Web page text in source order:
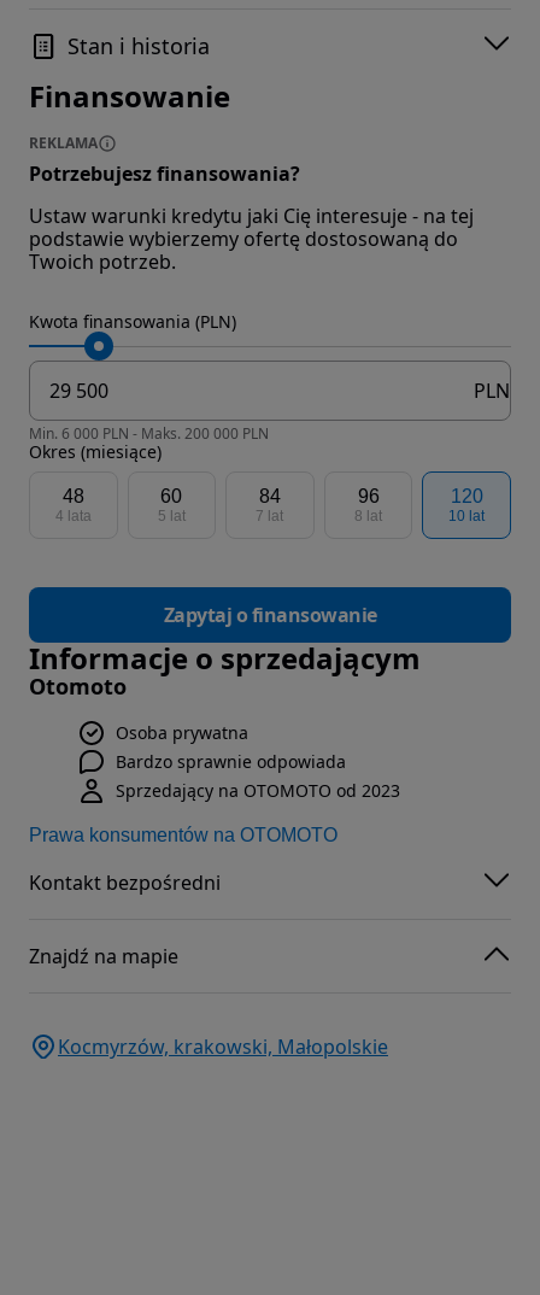
Stan i historia
Finansowanie
REKLAMA
Potrzebujesz finansowania?
Ustaw warunki kredytu jaki Cię interesuje - na tej
podstawie wybierzemy ofertę dostosowaną do
Twoich potrzeb.
Kwota finansowania (PLN)
PLN
Min. 6 000 PLN - Maks. 200 000 PLN
Okres (miesiące)
48
4 lata
60
5 lat
84
7 lat
96
8 lat
120
10 lat
Zapytaj o finansowanie
Informacje o sprzedającym
Otomoto
Osoba prywatna
Bardzo sprawnie odpowiada
Sprzedający na OTOMOTO od 2023
Prawa konsumentów na OTOMOTO
Kontakt bezpośredni
Znajdź na mapie
Kocmyrzów, krakowski, Małopolskie